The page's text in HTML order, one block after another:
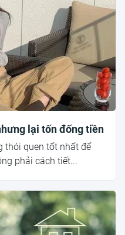
lại tốn đống tiền
thói quen tốt nhất để
phải cách tiết...